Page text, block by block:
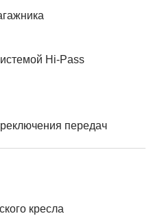
Hi-Pass
передач
кресла